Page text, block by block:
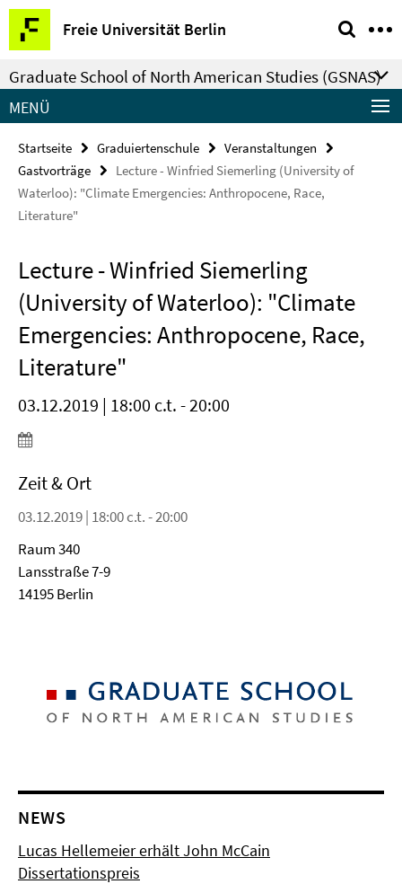
Springe
direkt
zu
Inhalt
Freie Universität Berlin
Service-
Navigation
Graduate School of North American Studies (GSNAS)
MENÜ
Startseite Graduiertenschule
Veranstaltungen
Gastvorträge
Lecture - Winfried Siemerling (University of
Waterloo): "Climate Emergencies: Anthropocene, Race,
Literature"
Lecture - Winfried Siemerling
(University of Waterloo): "Climate
Emergencies: Anthropocene, Race,
Literature"
03.12.2019 | 18:00 c.t. - 20:00
Zeit & Ort
03.12.2019 | 18:00 c.t. - 20:00
Raum 340
Lansstraße 7-9
14195 Berlin
NEWS
Lucas Hellemeier erhält John McCain
Dissertationspreis